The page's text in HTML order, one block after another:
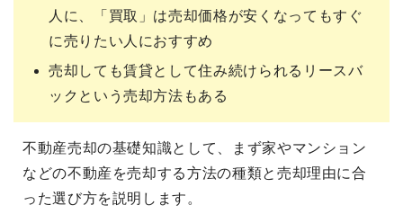
人に、「買取」は売却価格が安くなってもすぐ
に売りたい人におすすめ
売却しても賃貸として住み続けられるリースバ
ックという売却方法もある
不動産売却の基礎知識として、まず家やマンション
などの不動産を売却する方法の種類と売却理由に合
った選び方を説明します。